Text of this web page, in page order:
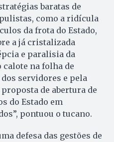
baratas de
como a ridícula
da frota do Estado,
a já cristalizada
e paralisia da
calote na folha de
servidores e pela
de abertura de
do Estado em
pontuou o tucano.
defesa das gestões de